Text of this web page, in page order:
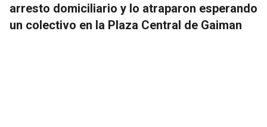
arresto domiciliario y lo atraparon esperando
un colectivo en la Plaza Central de Gaiman